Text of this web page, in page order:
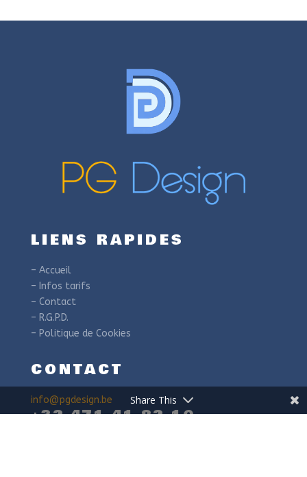
LIENS RAPIDES
– Accueil
– Infos tarifs
– Contact
– R.G.P.D.
– Politique de Cookies
CONTACT
info@pgdesign.be
+32 471 41 82 10
Share This